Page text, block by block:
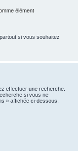
élément
si vous souhaitez
effectuer une recherche.
si vous ne
» affichée ci-dessous.